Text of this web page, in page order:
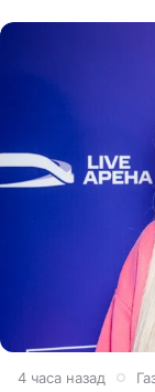
4 часа назад